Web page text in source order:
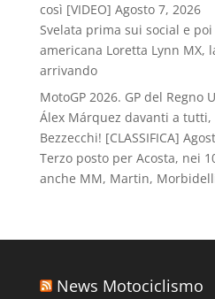
così [VIDEO] Agosto 7, 2026
Svelata prima sui social e
americana Loretta Lynn MX,
arrivando
MotoGP 2026. GP del Regno
Álex Márquez davanti a tutti,
Bezzecchi! [CLASSIFICA]
Terzo posto per Acosta, nei
anche MM, Martin,
News Motociclismo